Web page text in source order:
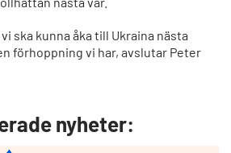
ska kunna åka till Ukraina nästa
förhoppning vi har, avslutar Peter
nyheter: